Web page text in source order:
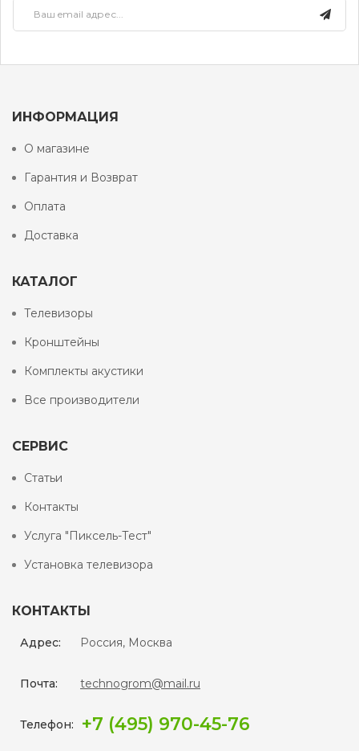
ИНФОРМАЦИЯ
О магазине
Гарантия и Возврат
Оплата
Доставка
КАТАЛОГ
Телевизоры
Кронштейны
Комплекты акустики
Все производители
СЕРВИС
Статьи
Контакты
Услуга "Пиксель-Тест"
Установка телевизора
КОНТАКТЫ
Адрес: Россия, Москва
Почта: technogrom@mail.ru
Телефон: +7 (495) 970-45-76